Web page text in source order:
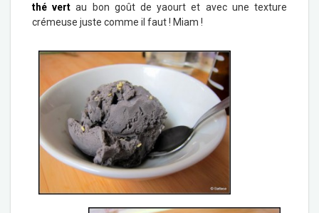
thé vert au bon goût de yaourt et avec une texture
crémeuse juste comme il faut ! Miam !